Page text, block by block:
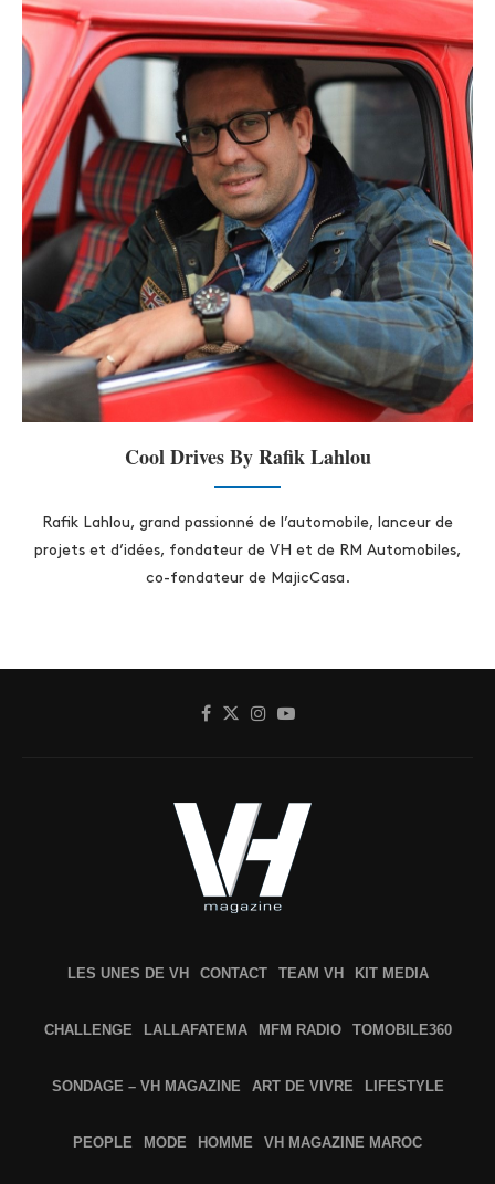
Cool Drives By Rafik Lahlou
Rafik Lahlou, grand passionné de l’automobile, lanceur de
projets et d’idées, fondateur de VH et de RM Automobiles,
co-fondateur de MajicCasa.
LES UNES DE VH CONTACT TEAM VH KIT MEDIA
CHALLENGE LALLAFATEMA MFM RADIO TOMOBILE360
SONDAGE – VH MAGAZINE ART DE VIVRE LIFESTYLE
PEOPLE MODE HOMME VH MAGAZINE MAROC